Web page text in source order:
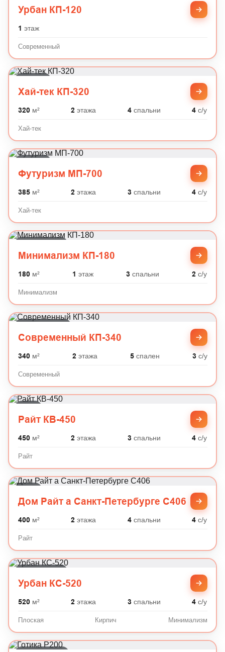
Урбан КП-120
1 этаж
Современный
Хай-тек КП-320
320 м² 2 этажа 4спальни 4 с/у
Хай-тек
Футуризм МП-700
385м² 2 этажа 3спальни 4 с/у
Хай-тек
Минимализм КП-180
180 м² 1 этаж 3 спальни 2 с/у
Минимализм
Современный КП-340
340 м² 2 этажа 5спален 3с/у
Современный
Райт КВ-450
450 м² 2 этажа 3спальни 4 с/у
Райт
Дом Райт а Санкт-Петербурге C406
400 м² 2 этажа 4спальни 4 с/у
Райт
Урбан КС-520
520 м² 2 этажа 3спальни 4 с/у
Плоская Кирпич Минимализм